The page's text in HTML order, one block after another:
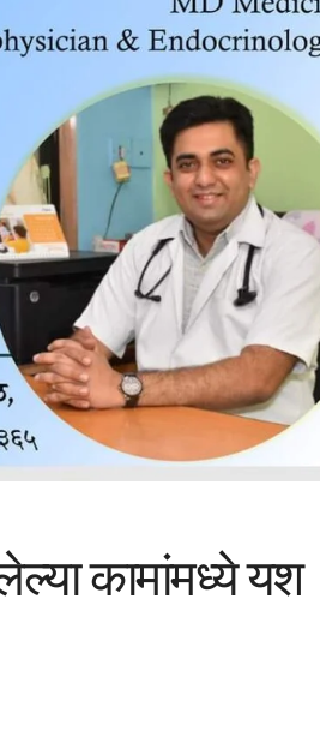
कामांमध्ये यश